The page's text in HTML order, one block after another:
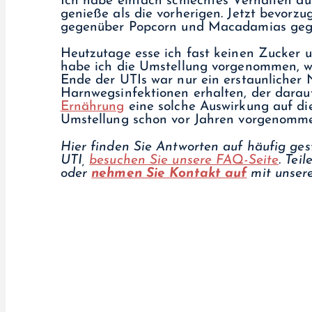
genieße als die vorherigen. Jetzt
gegenüber Popcorn und Macadamias
Heutzutage esse ich fast keinen Zucker
habe ich die Umstellung vorgenommen,
Ende der UTIs war nur ein
Harnwegsinfektionen erhalten, der
Ernährung eine solche Auswirkung auf
Umstellung schon vor Jahren
Hier finden Sie Antworten auf häufig
UTI, besuchen Sie unsere FAQ-Seite.
oder nehmen Sie Kontakt auf mit